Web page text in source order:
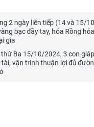
2 ngày liên tiếp (14 và 15/
bạc đầy tay, hóa Rồng
gia
Ba 15/10/2024, 3 con
tài, vận trình thuận lợi đủ